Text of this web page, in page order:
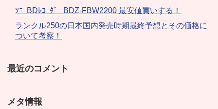
ｿﾆｰBDﾚｺｰﾀﾞｰ BDZ-FBW2200 最安値買いする！
ランクル250の日本国内発売時期最終予想とその価格に
ついて考察！
最近のコメント
メタ情報